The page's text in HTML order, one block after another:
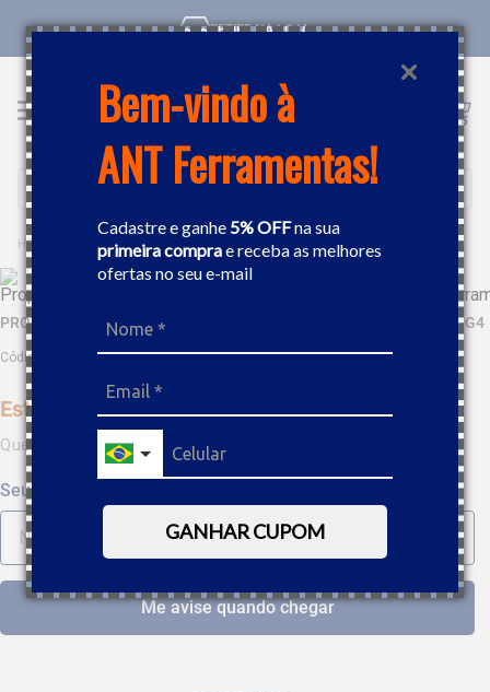
Bem-vindo à
ANT Ferramentas!
Cadastre e ganhe5% OFFna sua
primeira comprae receba as melhores
ofertas no seu e-mail
GANHAR CUPOM
RETIRE NA LOJA
Buscar
EQUIPAMENTOS LUBRIFICAÇÃO BOMBAS MANUAIS E
PROPULSORA PNEUMÁTICA PARA GRAXA BOZZA 30KG 11020-SM-G4
Código
Este produto não está disponível no momento
Quero saber quando estiver disponível